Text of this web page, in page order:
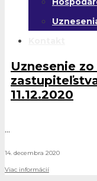
Uznesenie
11.12.2020
...
14. decembra 2020
Viac informácií